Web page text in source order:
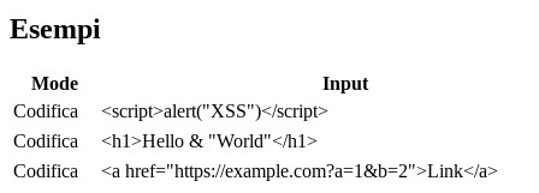
Esempi
Mode
Input
Codifica
<script>alert("XSS")</script>
Codifica
<h1>Hello & "World"</h1>
Codifica
<a href="https://example.com?a=1&b=2">Link</a>